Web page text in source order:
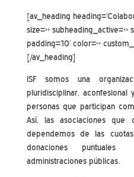
[av_heading
size=» subheading_active=»
padding=’10’ color=»
[/av_heading]
ISF somos una
pluridisciplinar, aconfesional
personas que participan
Así, las asociaciones que
dependemos de las
donaciones
administraciones públicas.